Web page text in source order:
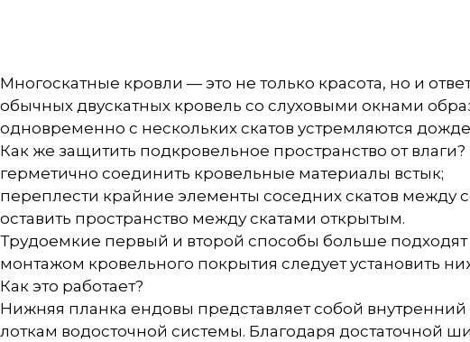
Многоскатные кровли — это не только красота, но и
обычных двускатных кровель со слуховыми окнами
одновременно с нескольких скатов устремляются
Как же защитить подкровельное пространство от
герметично соединить кровельные материалы встык;
переплести крайние элементы соседних скатов между
оставить пространство между скатами открытым.
Трудоемкие первый и второй способы больше подходят
монтажом кровельного покрытия следует установить
Как это работает?
Нижняя планка ендовы представляет собой внутренний
лоткам водосточной системы. Благодаря достаточной